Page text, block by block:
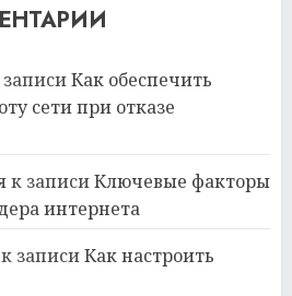
Как обеспечить
сети при отказе
к записиКлючевые факторы
интернета
к записиКак настроить